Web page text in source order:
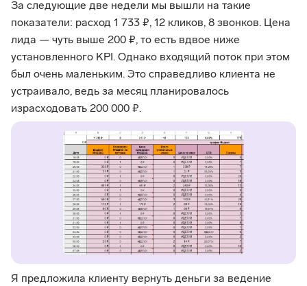
За следующие две недели мы вышли на такие
показатели: расход 1 733 ₽, 12 кликов, 8 звонков. Цена
лида — чуть выше 200 ₽, то есть вдвое ниже
установленного KPI. Однако входящий поток при этом
был очень маленьким. Это справедливо клиента не
устраивало, ведь за месяц планировалось
израсходовать 200 000 ₽.
Я предложила клиенту вернуть деньги за ведение